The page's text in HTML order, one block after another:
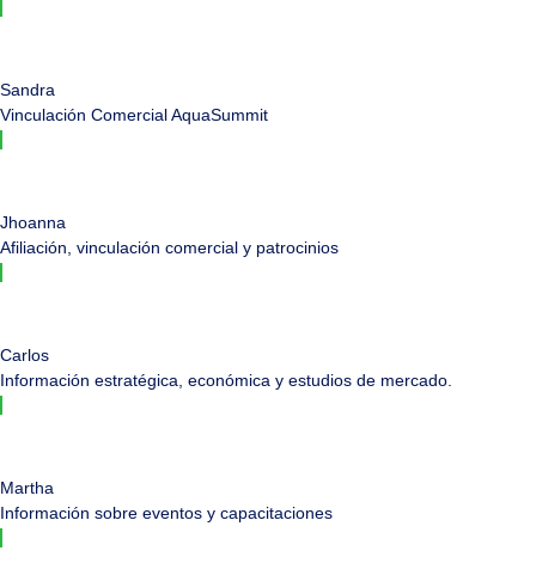
Sandra
Vinculación Comercial AquaSummit
Jhoanna
Afiliación, vinculación comercial y patrocinios
Carlos
Información estratégica, económica y estudios de mercado.
Martha
Información sobre eventos y capacitaciones